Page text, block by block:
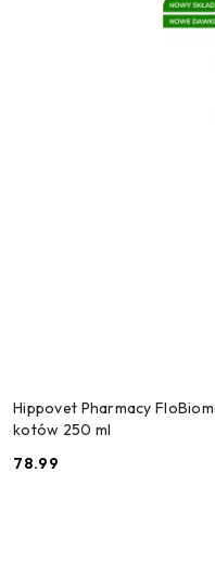
Hippovet Pharmacy
kotów 250 ml
Cena:
78.99